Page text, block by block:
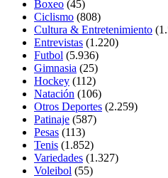
Boxeo (45)
Ciclismo (808)
Cultura & Entretenimiento
Entrevistas (1.220)
Futbol (5.936)
Gimnasia (25)
Hockey (112)
Natación (106)
Otros Deportes (2.259)
Patinaje (587)
Pesas (113)
Tenis (1.852)
Variedades (1.327)
Voleibol (55)